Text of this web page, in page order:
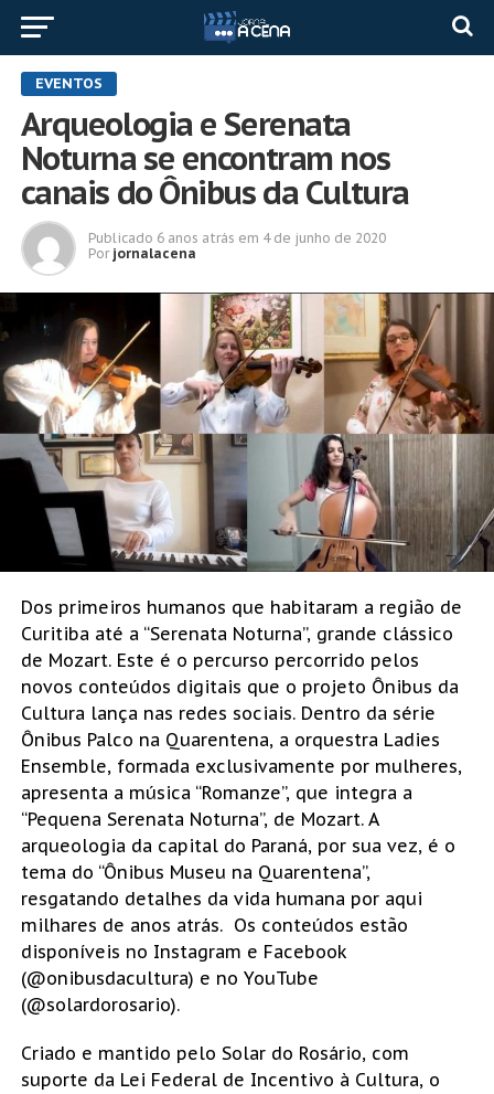
EVENTOS
Arqueologia e Serenata
Noturna se encontram nos
canais do Ônibus da Cultura
Publicado 6 anos atrás em 4 de junho de 2020
Por jornalacena
Dos primeiros humanos que habitaram a região de
Curitiba até a “Serenata Noturna”, grande clássico
de Mozart. Este é o percurso percorrido pelos
novos conteúdos digitais que o projeto Ônibus da
Cultura lança nas redes sociais. Dentro da série
Ônibus Palco na Quarentena, a orquestra Ladies
Ensemble, formada exclusivamente por mulheres,
apresenta a música “Romanze”, que integra a
“Pequena Serenata Noturna”, de Mozart. A
arqueologia da capital do Paraná, por sua vez, é o
tema do “Ônibus Museu na Quarentena”,
resgatando detalhes da vida humana por aqui
milhares de anos atrás. Os conteúdos estão
disponíveis no Instagram e Facebook
(@onibusdacultura) e no YouTube
(@solardorosario).
Criado e mantido pelo Solar do Rosário, com
suporte da Lei Federal de Incentivo à Cultura, o